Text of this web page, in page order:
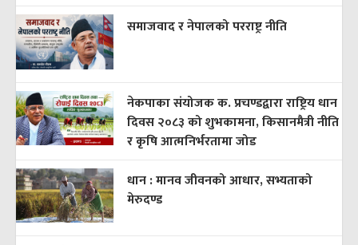
समाजवाद र नेपालको परराष्ट्र नीति
नेकपाका संयोजक क. प्रचण्डद्वारा राष्ट्रिय धान
दिवस २०८३ को शुभकामना, किसानमैत्री नीति
र कृषि आत्मनिर्भरतामा जोड
धान : मानव जीवनको आधार, सभ्यताको
मेरुदण्ड